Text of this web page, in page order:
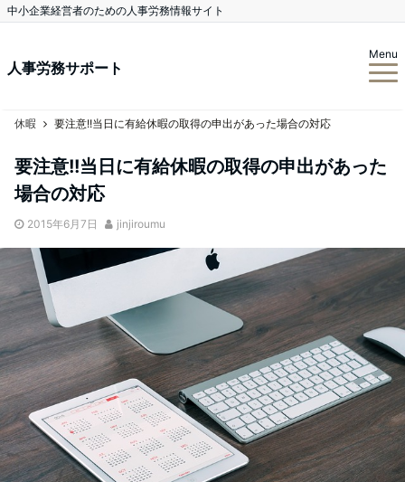
中小企業経営者のための人事労務情報サイト
人事労務サポート
Menu
休暇 要注意!!当日に有給休暇の取得の申出があった場合の対応
要注意!!当日に有給休暇の取得の申出があった
場合の対応
2015年6月7日 jinjiroumu